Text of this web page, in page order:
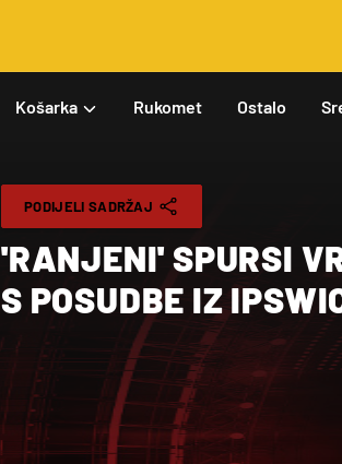
Košarka Rukomet Ostalo
PODIJELI SADRŽAJ
'RANJENI' SPURSI
S POSUDBE IZ